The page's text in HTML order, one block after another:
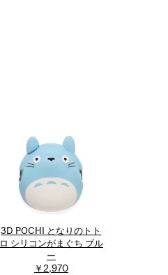
3D POCHI となりのトト
ロ シリコンがまぐち ブル
ー
￥2,970